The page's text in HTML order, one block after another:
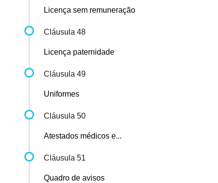
Licença sem remuneração
Cláusula 48
Licença paternidade
Cláusula 49
Uniformes
Cláusula 50
Atestados médicos e...
Cláusula 51
Quadro de avisos